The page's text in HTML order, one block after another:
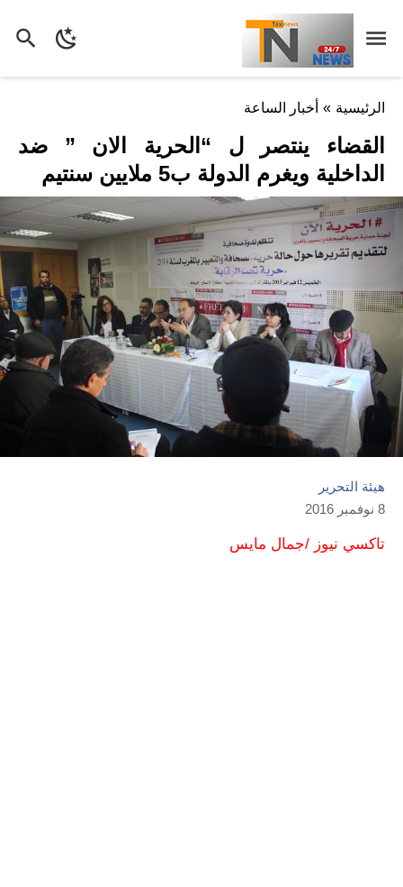
الرئيسية » أخبار الساعة
القضاء ينتصر ل “الحرية الان ” ضد
الداخلية ويغرم الدولة ب5 ملايين سنتيم
هيئة التحرير
8 نوفمبر 2016
تاكسي نيوز /جمال مايس